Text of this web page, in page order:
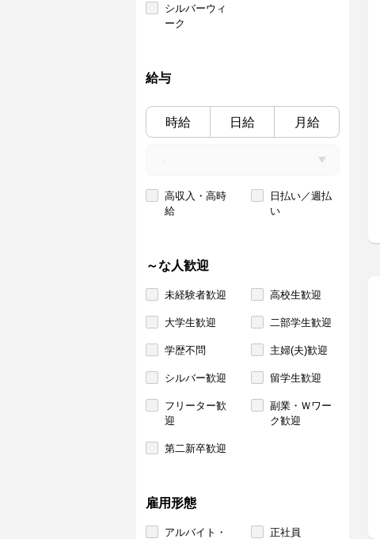
シルバーウィ
ーク
給与
時給 日給 月給
高収入・高時
給
日払い／週払
い
～な人歓迎
未経験者歓迎 高校生歓迎
大学生歓迎 二部学生歓迎
学歴不問 主婦(夫)歓迎
シルバー歓迎 留学生歓迎
フリーター歓
迎
副業・Ｗワー
ク歓迎
第二新卒歓迎
雇用形態
アルバイト・
正社員